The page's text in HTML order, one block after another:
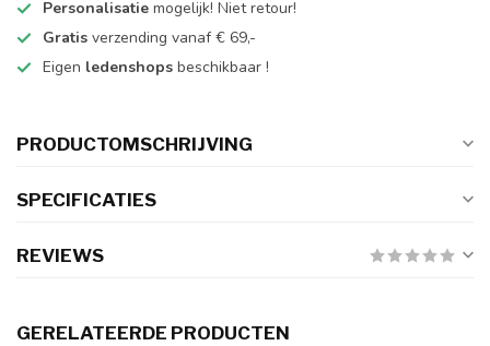
Personalisatie mogelijk! Niet retour!
Gratis verzending vanaf € 69,-
Eigen ledenshops beschikbaar !
PRODUCTOMSCHRIJVING
SPECIFICATIES
REVIEWS
GERELATEERDE PRODUCTEN